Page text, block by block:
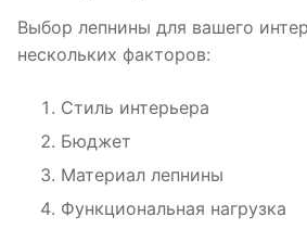
Выбор лепнины для вашего
нескольких факторов:
Стиль интерьера
Бюджет
Материал лепнины
Функциональная нагрузка